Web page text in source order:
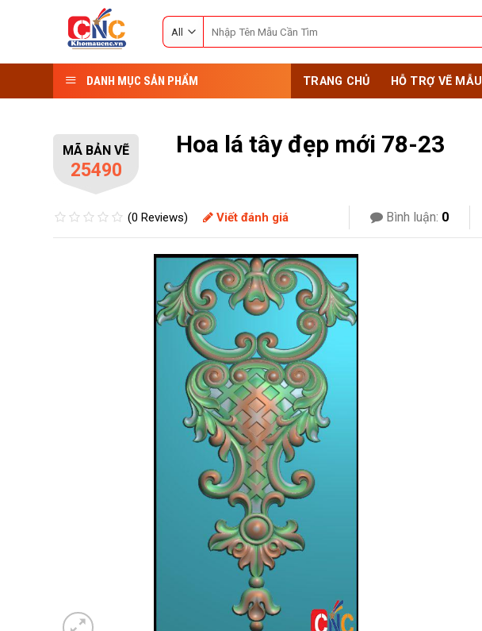
for:
DANH MỤC SẢN PHẨM TRANG CHỦ HỖ TRỢ VẼ MẪU
MÃ BẢN VẼ
25490
Hoa lá tây đẹp mới 78-23
(0 Reviews) Viết đánh giá Bình luận: 0